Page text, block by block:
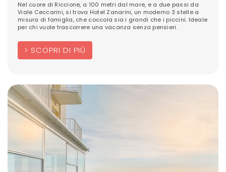
Nel cuore di Riccione, a 100 metri dal mare, e a due passi da
Viale Ceccarini, si trova Hotel Zanarini, un moderno 3 stelle a
misura di famiglia, che coccola sia i grandi che i piccini. Ideale
per chi vuole trascorrere una vacanza senza pensieri.
SCOPRI DI PIÙ